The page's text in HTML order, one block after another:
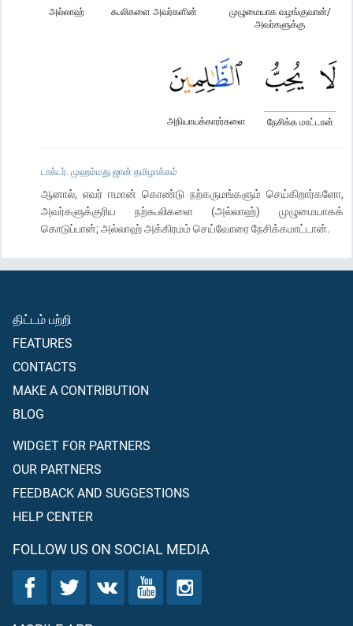
முழுமையாக வழங்குவான்/
அவர்களுக்கு
கூலிகளை அவர்களின்
அல்லாஹ்
நேசிக்க மாட்டான்
அநியாயக்காரர்களை
டாக்டர். முஹம்மது ஜான் தமிழாக்கம்
ஆனால், எவர் ஈமான் கொண்டு நற்கருமங்களும் செய்கிறார்களோ,
அவர்களுக்குரிய நற்கூலிகளை (அல்லாஹ்) முழுமையாகக்
கொடுப்பான்; அல்லாஹ் அக்கிரமம் செய்வோரை நேசிக்கமாட்டான்.
திட்டம் பற்றி
FEATURES
CONTACTS
MAKE A CONTRIBUTION
BLOG
WIDGET FOR PARTNERS
OUR PARTNERS
FEEDBACK AND SUGGESTIONS
HELP CENTER
FOLLOW US ON SOCIAL MEDIA